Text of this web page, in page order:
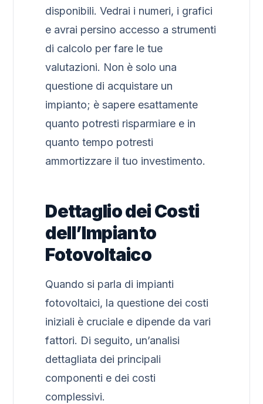
disponibili. Vedrai i numeri, i grafici
e avrai persino accesso a strumenti
di calcolo per fare le tue
valutazioni. Non è solo una
questione di acquistare un
impianto; è sapere esattamente
quanto potresti risparmiare e in
quanto tempo potresti
ammortizzare il tuo investimento.
Dettaglio dei Costi
dell’Impianto
Fotovoltaico
Quando si parla di impianti
fotovoltaici, la questione dei costi
iniziali è cruciale e dipende da vari
fattori. Di seguito, un’analisi
dettagliata dei principali
componenti e dei costi
complessivi.